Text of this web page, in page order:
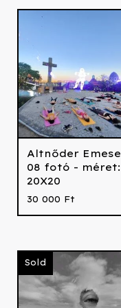
Altnőder Emese
08 fotó - méret:
20X20
30 000 Ft
Sold